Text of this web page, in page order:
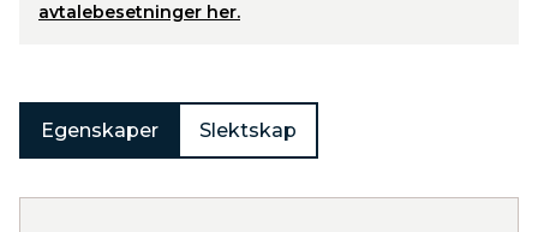
avtalebesetninger her.
Egenskaper Slektskap